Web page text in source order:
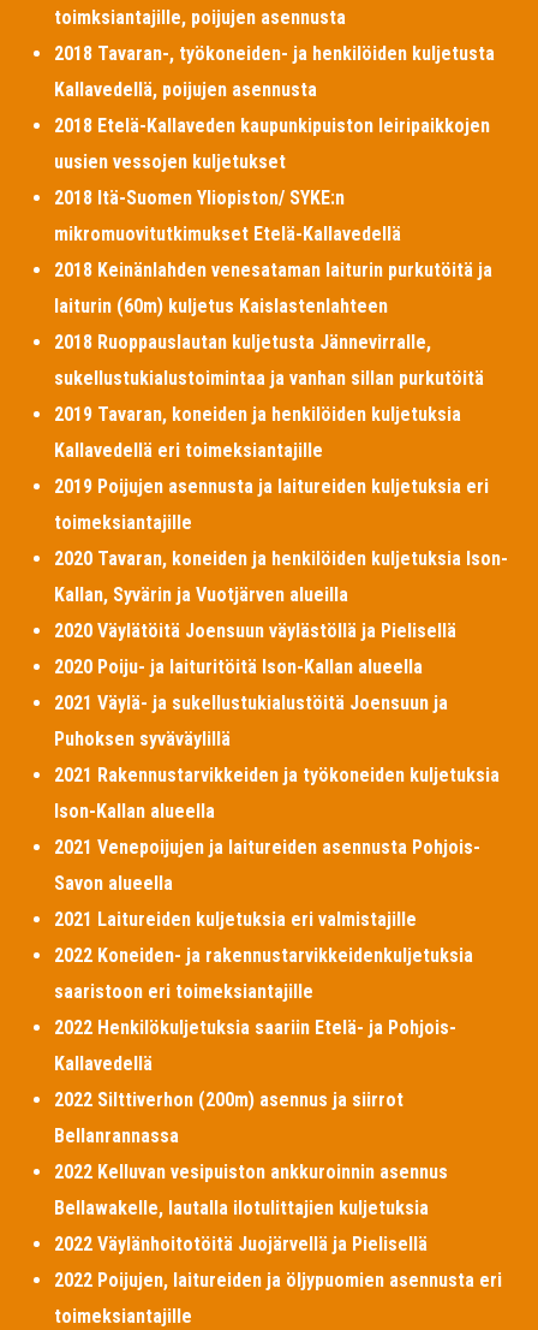
toimksiantajille, poijujen asennusta
2018 Tavaran-, työkoneiden- ja henkilöiden kuljetusta
Kallavedellä, poijujen asennusta
2018 Etelä-Kallaveden kaupunkipuiston leiripaikkojen
uusien vessojen kuljetukset
2018 Itä-Suomen Yliopiston/ SYKE:n
mikromuovitutkimukset Etelä-Kallavedellä
2018 Keinänlahden venesataman laiturin purkutöitä ja
laiturin (60m) kuljetus Kaislastenlahteen
2018 Ruoppauslautan kuljetusta Jännevirralle,
sukellustukialustoimintaa ja vanhan sillan purkutöitä
2019 Tavaran, koneiden ja henkilöiden kuljetuksia
Kallavedellä eri toimeksiantajille
2019 Poijujen asennusta ja laitureiden kuljetuksia eri
toimeksiantajille
2020 Tavaran, koneiden ja henkilöiden kuljetuksia Ison-
Kallan, Syvärin ja Vuotjärven alueilla
2020 Väylätöitä Joensuun väylästöllä ja Pielisellä
2020 Poiju- ja laituritöitä Ison-Kallan alueella
2021 Väylä- ja sukellustukialustöitä Joensuun ja
Puhoksen syväväylillä
2021 Rakennustarvikkeiden ja työkoneiden kuljetuksia
Ison-Kallan alueella
2021 Venepoijujen ja laitureiden asennusta Pohjois-
Savon alueella
2021 Laitureiden kuljetuksia eri valmistajille
2022 Koneiden- ja rakennustarvikkeidenkuljetuksia
saaristoon eri toimeksiantajille
2022 Henkilökuljetuksia saariin Etelä- ja Pohjois-
Kallavedellä
2022 Silttiverhon (200m) asennus ja siirrot
Bellanrannassa
2022 Kelluvan vesipuiston ankkuroinnin asennus
Bellawakelle, lautalla ilotulittajien kuljetuksia
2022 Väylänhoitotöitä Juojärvellä ja Pielisellä
2022 Poijujen, laitureiden ja öljypuomien asennusta eri
toimeksiantajille